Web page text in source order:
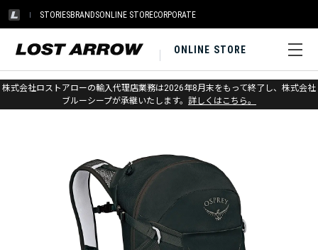
STORIESBRANDSONLINE STORECORPORATE
ONLINE STORE
株式会社ロストアローの輸入代理店業務は2026年8月末をもって終了し、株式会社
ブルーシープが承継いたします。 詳しくはこちら。
ホーム > アウトレット > パック